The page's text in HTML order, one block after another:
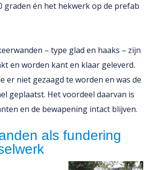
graden én het hekwerk op de prefab
– type glad en haaks – zijn
en worden kant en klaar geleverd.
er niet gezaagd te worden en was de
geplaatst. Het voordeel daarvan is
en de bewapening intact blijven.
als fundering